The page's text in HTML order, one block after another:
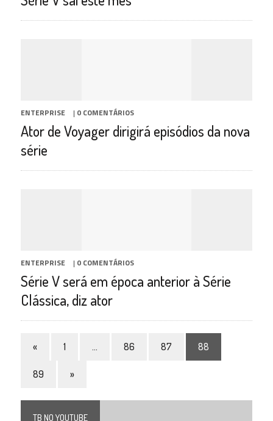
ENTERPRISE | 0 COMENTÁRIOS
Ator de Voyager dirigirá episódios da nova
série
ENTERPRISE | 0 COMENTÁRIOS
Série V será em época anterior à Série
Clássica, diz ator
« 1 … 86 87 88
89 »
TB NO YOUTUBE